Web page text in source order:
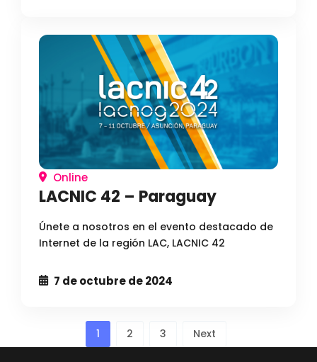
Online
LACNIC 42 – Paraguay
Únete a nosotros en el evento destacado de
Internet de la región LAC, LACNIC 42
7 de octubre de 2024
Paginación
de
1 2 3 Next